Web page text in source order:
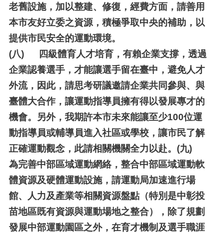
老舊設施，加以整建、修復，經費方面，請善用
本市友好立委之資源，積極爭取中央的補助，以
提供市民安全的運動環境。
(八) 四級體育人才培育，有賴企業支撐，透過
企業認養選手，才能讓選手留在臺中，避免人才
外流，因此，請思考研議邀請企業共同參與、與
臺體大合作，讓運動指導員擁有得以發展專才的
機會。另外，我期許本市未來能讓至少100位運
動指導員或輔導員進入社區或學校，讓市民了解
正確運動觀念，此請相關機關全力以赴。 (九)
為完善中部區域運動網絡，整合中部區域運動軟
體資源及硬體運動設施，請運動局加速進行場
館、人力及產業等相關資源盤點（特別是中彰投
苗地區既有資源與運動場地之整合），除了規劃
發展中部運動園區之外，在育才機制及選手職涯